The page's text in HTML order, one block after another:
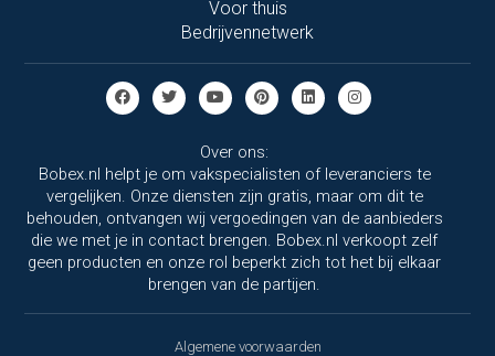
Voor thuis
Bedrijvennetwerk
Over ons:
Bobex.nl helpt je om vakspecialisten of leveranciers te
vergelijken. Onze diensten zijn gratis, maar om dit te
behouden, ontvangen wij vergoedingen van de aanbieders
die we met je in contact brengen. Bobex.nl verkoopt zelf
geen producten en onze rol beperkt zich tot het bij elkaar
brengen van de partijen.
Algemene voorwaarden